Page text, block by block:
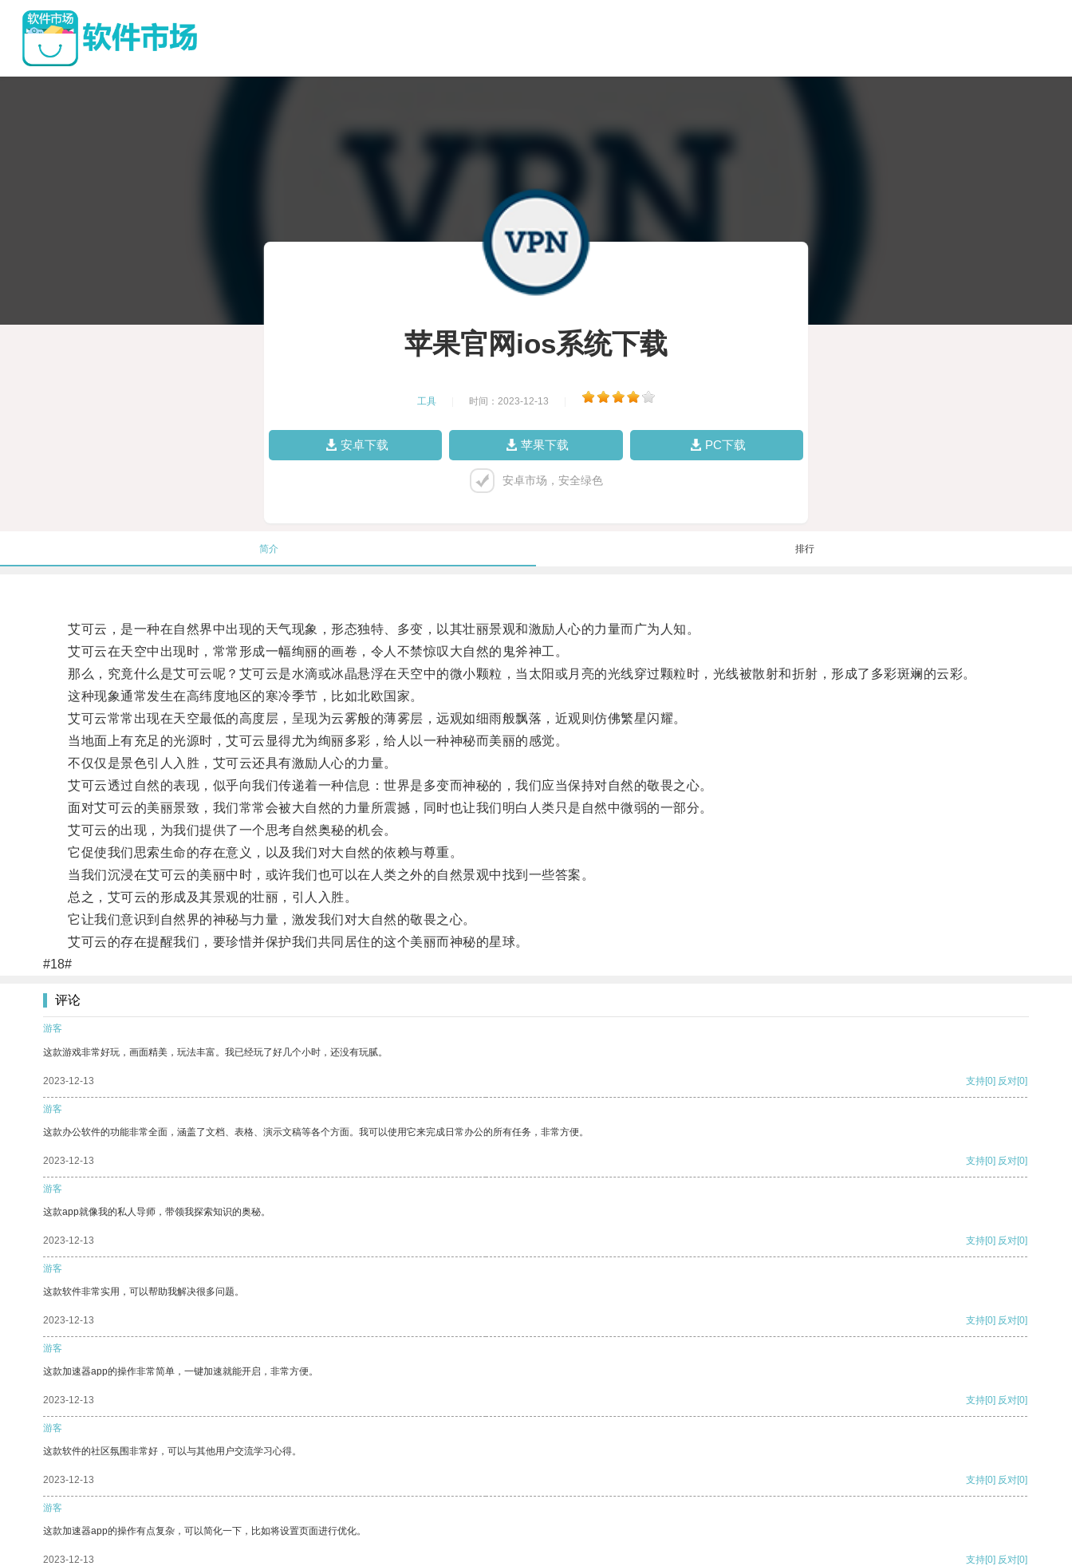
苹果官网ios系统下载
工具 时间：2023-12-13
安卓下载 苹果下载 PC下载
安卓市场，安全绿色
简介 排行
艾可云，是一种在自然界中出现的天气现象，形态独特、多变，以其壮丽景观和激励人心的力量而广为人知。
艾可云在天空中出现时，常常形成一幅绚丽的画卷，令人不禁惊叹大自然的鬼斧神工。
那么，究竟什么是艾可云呢？艾可云是水滴或冰晶悬浮在天空中的微小颗粒，当太阳或月亮的光线穿过颗粒时，光线被散射和折射，形成了多彩斑斓的云彩。
这种现象通常发生在高纬度地区的寒冷季节，比如北欧国家。
艾可云常常出现在天空最低的高度层，呈现为云雾般的薄雾层，远观如细雨般飘落，近观则仿佛繁星闪耀。
当地面上有充足的光源时，艾可云显得尤为绚丽多彩，给人以一种神秘而美丽的感觉。
不仅仅是景色引人入胜，艾可云还具有激励人心的力量。
艾可云透过自然的表现，似乎向我们传递着一种信息：世界是多变而神秘的，我们应当保持对自然的敬畏之心。
面对艾可云的美丽景致，我们常常会被大自然的力量所震撼，同时也让我们明白人类只是自然中微弱的一部分。
艾可云的出现，为我们提供了一个思考自然奥秘的机会。
它促使我们思索生命的存在意义，以及我们对大自然的依赖与尊重。
当我们沉浸在艾可云的美丽中时，或许我们也可以在人类之外的自然景观中找到一些答案。
总之，艾可云的形成及其景观的壮丽，引人入胜。
它让我们意识到自然界的神秘与力量，激发我们对大自然的敬畏之心。
艾可云的存在提醒我们，要珍惜并保护我们共同居住的这个美丽而神秘的星球。
#18#
评论
游客
这款游戏非常好玩，画面精美，玩法丰富。我已经玩了好几个小时，还没有玩腻。
2023-12-13 支持[0] 反对[0]
游客
这款办公软件的功能非常全面，涵盖了文档、表格、演示文稿等各个方面。我可以使用它来完成日常办公的所有任务，非常方便。
2023-12-13 支持[0] 反对[0]
游客
这款app就像我的私人导师，带领我探索知识的奥秘。
2023-12-13 支持[0] 反对[0]
游客
这款软件非常实用，可以帮助我解决很多问题。
2023-12-13 支持[0] 反对[0]
游客
这款加速器app的操作非常简单，一键加速就能开启，非常方便。
2023-12-13 支持[0] 反对[0]
游客
这款软件的社区氛围非常好，可以与其他用户交流学习心得。
2023-12-13 支持[0] 反对[0]
游客
这款加速器app的操作有点复杂，可以简化一下，比如将设置页面进行优化。
2023-12-13 支持[0] 反对[0]